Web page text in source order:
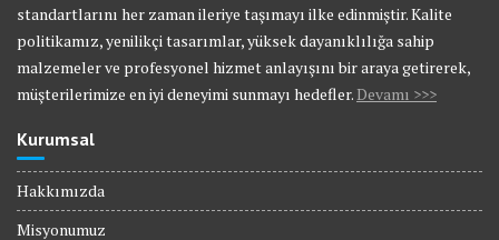
standartlarını her zaman ileriye taşımayı ilke edinmiştir. Kalite
politikamız, yenilikçi tasarımlar, yüksek dayanıklılığa sahip
malzemeler ve profesyonel hizmet anlayışını bir araya getirerek,
müşterilerimize en iyi deneyimi sunmayı hedefler.Devamı >>>
Kurumsal
Hakkımızda
Misyonumuz